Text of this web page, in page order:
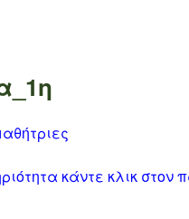
κάντε κλικ στον